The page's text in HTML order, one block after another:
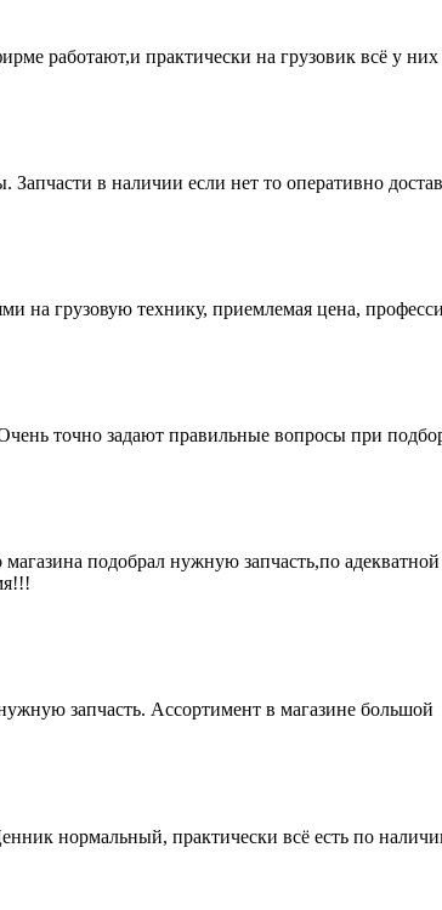
работают,и практически на грузовик всё у них
в наличии если нет то оперативно
на грузовую технику, приемлемая цена,
точно задают правильные вопросы при
подобрал нужную запчасть,по
запчасть. Ассортимент в магазине большой
нормальный, практически всё есть по